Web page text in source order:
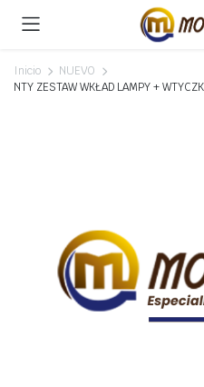
Inicio
NUEVO
NTY ZESTAW WKŁAD LAMPY +